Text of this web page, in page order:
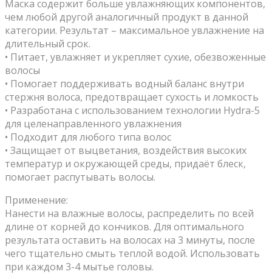
Маска содержит больше увлажняющих компонентов,
чем любой другой аналогичный продукт в данной
категории. Результат – максимальное увлажнение на
длительный срок.
• Питает, увлажняет и укрепляет сухие, обезвоженные
волосы
• Помогает поддерживать водный баланс внутри
стержня волоса, предотвращает сухость и ломкость
• Разработана с использованием технологии Hydra-5
для целенаправленного увлажнения
• Подходит для любого типа волос
• Защищает от выцветания, воздействия высоких
температур и окружающей среды, придаёт блеск,
помогает распутывать волосы.
Применение:
Нанести на влажные волосы, распределить по всей
длине от корней до кончиков. Для оптимального
результата оставить на волосах на 3 минуты, после
чего тщательно смыть теплой водой. Использовать
при каждом 3-4 мытье головы.